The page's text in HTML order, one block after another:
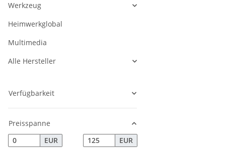
Werkzeug
Heimwerkglobal
Multimedia
Alle Hersteller
Verfügbarkeit
Preisspanne
EUR
EUR